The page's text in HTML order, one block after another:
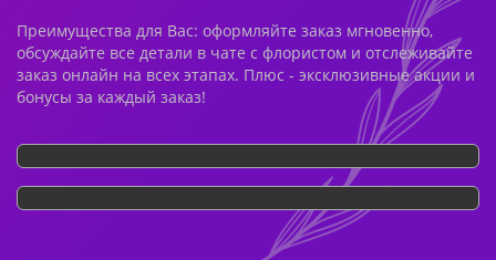
Преимущества для Вас: оформляйте заказ мгновенно,
обсуждайте все детали в чате с флористом и отслеживайте
заказ онлайн на всех этапах. Плюс - эксклюзивные акции и
бонусы за каждый заказ!